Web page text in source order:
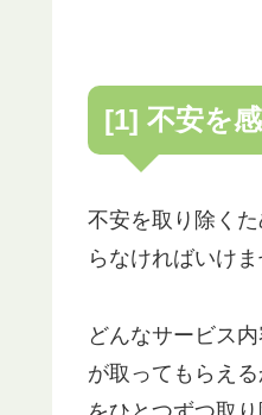
[1] 不安を
不安を取り除く
らなければいけま
どんなサービス
が取ってもらえ